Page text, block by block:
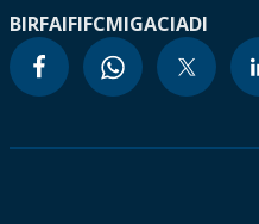
BIRFAIFIFCMIGACIADI